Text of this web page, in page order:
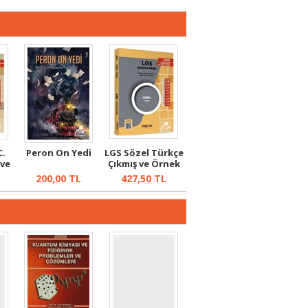
Peron On Yedi
200,00 TL
LGS Sözel Türkçe
Çıkmış ve Örnek
Sorular
427,50 TL